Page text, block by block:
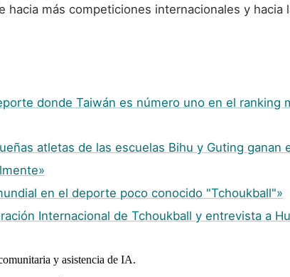
más competiciones internacionales y hacia
donde Taiwán es número uno en el ranking
atletas de las escuelas Bihu y Guting ganan
en el deporte poco conocido "Tchoukball"»
Internacional de Tchoukball y entrevista a
y asistencia de IA.